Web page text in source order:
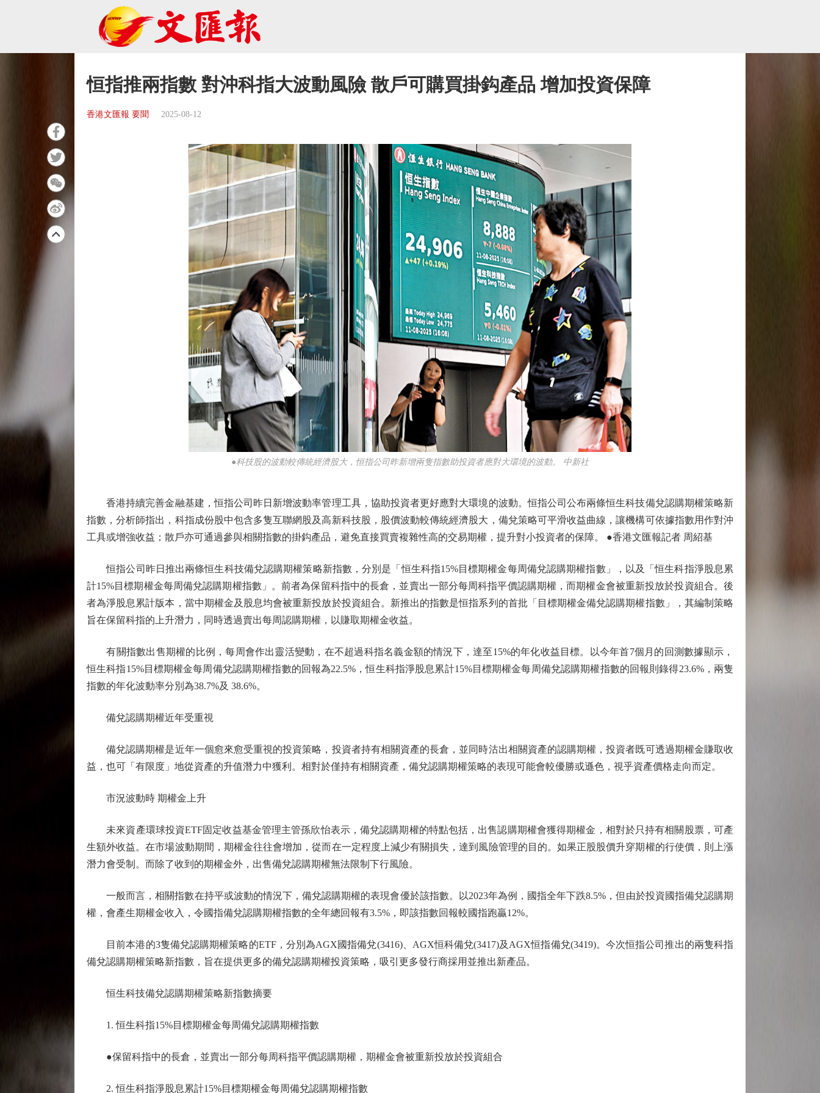
恒指推兩指數 對沖科指大波動風險 散戶可購買掛鈎產品 增加投資保障
香港文匯報 要聞 2025-08-12
●科技股的波動較傳統經濟股大，恒指公司昨新增兩隻指數助投資者應對大環境的波動。 中新社
香港持續完善金融基建，恒指公司昨日新增波動率管理工具，協助投資者更好應對大環境的波動。恒指公司公布兩條恒生科技備兌認購期權策略新
指數，分析師指出，科指成份股中包含多隻互聯網股及高新科技股，股價波動較傳統經濟股大，備兌策略可平滑收益曲線，讓機構可依據指數用作對沖
工具或增強收益；散戶亦可通過參與相關指數的掛鈎產品，避免直接買賣複雜性高的交易期權，提升對小投資者的保障。 ●香港文匯報記者 周紹基
恒指公司昨日推出兩條恒生科技備兌認購期權策略新指數，分別是「恒生科指15%目標期權金每周備兌認購期權指數」，以及「恒生科指淨股息累
計15%目標期權金每周備兌認購期權指數」。前者為保留科指中的長倉，並賣出一部分每周科指平價認購期權，而期權金會被重新投放於投資組合。後
者為淨股息累計版本，當中期權金及股息均會被重新投放於投資組合。新推出的指數是恒指系列的首批「目標期權金備兌認購期權指數」，其編制策略
旨在保留科指的上升潛力，同時透過賣出每周認購期權，以賺取期權金收益。
有關指數出售期權的比例，每周會作出靈活變動，在不超過科指名義金額的情況下，達至15%的年化收益目標。以今年首7個月的回測數據顯示，
恒生科指15%目標期權金每周備兌認購期權指數的回報為22.5%，恒生科指淨股息累計15%目標期權金每周備兌認購期權指數的回報則錄得23.6%，兩隻
指數的年化波動率分別為38.7%及 38.6%。
備兌認購期權近年受重視
備兌認購期權是近年一個愈來愈受重視的投資策略，投資者持有相關資產的長倉，並同時沽出相關資產的認購期權，投資者既可透過期權金賺取收
益，也可「有限度」地從資產的升值潛力中獲利。相對於僅持有相關資產，備兌認購期權策略的表現可能會較優勝或遜色，視乎資產價格走向而定。
市況波動時 期權金上升
未來資產環球投資ETF固定收益基金管理主管孫欣怡表示，備兌認購期權的特點包括，出售認購期權會獲得期權金，相對於只持有相關股票，可產
生額外收益。在市場波動期間，期權金往往會增加，從而在一定程度上減少有關損失，達到風險管理的目的。如果正股股價升穿期權的行使價，則上漲
潛力會受制。而除了收到的期權金外，出售備兌認購期權無法限制下行風險。
一般而言，相關指數在持平或波動的情況下，備兌認購期權的表現會優於該指數。以2023年為例，國指全年下跌8.5%，但由於投資國指備兌認購期
權，會產生期權金收入，令國指備兌認購期權指數的全年總回報有3.5%，即該指數回報較國指跑贏12%。
目前本港的3隻備兌認購期權策略的ETF，分別為AGX國指備兌(3416)、AGX恒科備兌(3417)及AGX恒指備兌(3419)。今次恒指公司推出的兩隻科指
備兌認購期權策略新指數，旨在提供更多的備兌認購期權投資策略，吸引更多發行商採用並推出新產品。
恒生科技備兌認購期權策略新指數摘要
1. 恒生科指15%目標期權金每周備兌認購期權指數
●保留科指中的長倉，並賣出一部分每周科指平價認購期權，期權金會被重新投放於投資組合
2. 恒生科指淨股息累計15%目標期權金每周備兌認購期權指數